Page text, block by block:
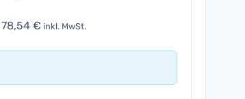
78,54 € inkl. MwSt.